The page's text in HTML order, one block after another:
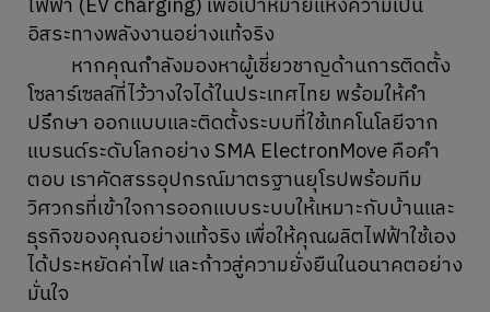
อิสระทางพลังงานอย่างแท้จริง
หากคุณกำลังมองหาผู้เชี่ยวชาญด้านการติดตั้ง
โซลาร์เซลล์ที่ไว้วางใจได้ในประเทศไทย พร้อมให้คำ
ปรึกษา ออกแบบและติดตั้งระบบที่ใช้เทคโนโลยีจาก
แบรนด์ระดับโลกอย่าง SMA ElectronMove คือคำ
ตอบ เราคัดสรรอุปกรณ์มาตรฐานยุโรปพร้อมทีม
วิศวกรที่เข้าใจการออกแบบระบบให้เหมาะกับบ้านและ
ธุรกิจของคุณอย่างแท้จริง เพื่อให้คุณผลิตไฟฟ้าใช้เอง
ได้ประหยัดค่าไฟ และก้าวสู่ความยั่งยืนในอนาคตอย่าง
มั่นใจ